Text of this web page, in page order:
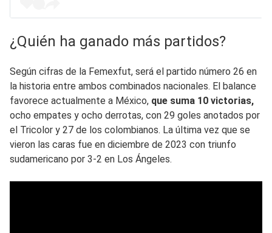
¿Quién ha ganado más partidos?
Según cifras de la Femexfut, será el partido número 26 en
la historia entre ambos combinados nacionales. El balance
favorece actualmente a México, que suma 10 victorias,
ocho empates y ocho derrotas, con 29 goles anotados por
el Tricolor y 27 de los colombianos. La última vez que se
vieron las caras fue en diciembre de 2023 con triunfo
sudamericano por 3-2 en Los Ángeles.